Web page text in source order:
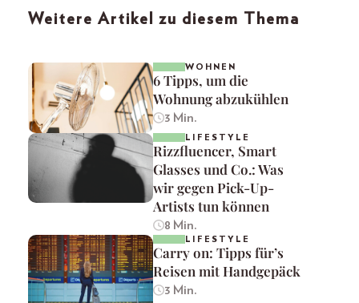
Weitere Artikel zu diesem Thema
WOHNEN
6 Tipps, um die
Wohnung abzukühlen
3 Min.
LIFESTYLE
Rizzfluencer, Smart
Glasses und Co.: Was
wir gegen Pick-Up-
Artists tun können
8 Min.
LIFESTYLE
Carry on: Tipps für’s
Reisen mit Handgepäck
3 Min.